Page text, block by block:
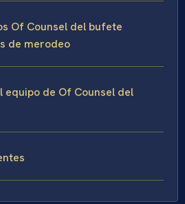
Of Counsel del bufete
de merodeo
equipo de Of Counsel del